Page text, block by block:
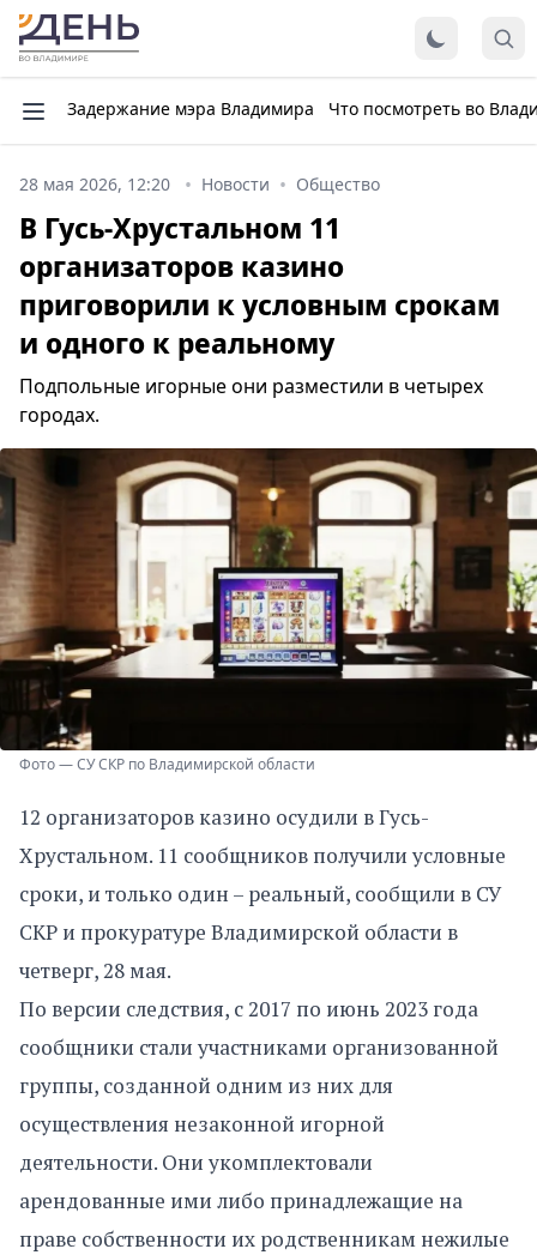
Задержание мэра Владимира Что посмотреть во
28 мая 2026, 12:20 Новости Общество
В Гусь-Хрустальном 11
организаторов казино
приговорили к условным срокам
и одного к реальному
Подпольные игорные они разместили в четырех
городах.
Фото — СУ СКР по Владимирской области
12 организаторов казино осудили в Гусь-
Хрустальном. 11 сообщников получили условные
сроки, и только один – реальный, сообщили в СУ
СКР и прокуратуре Владимирской области в
четверг, 28 мая.
По версии следствия, с 2017 по июнь 2023 года
сообщники стали участниками организованной
группы, созданной одним из них для
осуществления незаконной игорной
деятельности. Они укомплектовали
арендованные ими либо принадлежащие на
праве собственности их родственникам нежилые